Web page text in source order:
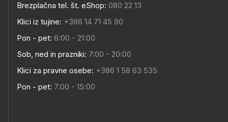
Brezplačna tel. št. eShop: 080 22 13
Klici iz tujine: +386 14 71 45 90
Pon - pet: 6:00 - 21:00
Sob, ned in prazniki: 7:00 - 20:00
Klici za pravne osebe: +386 1 58 63 535
Pon - pet: 7:00 - 15:00